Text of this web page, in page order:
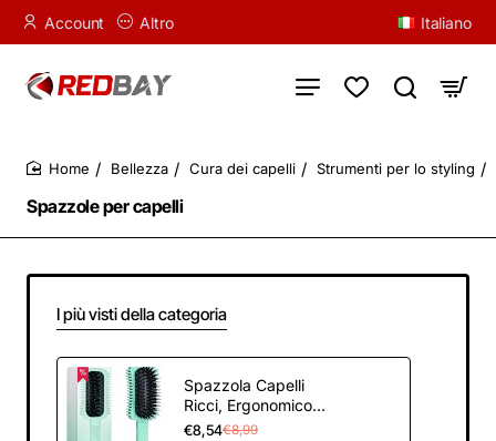
Account Altro Italiano
Spazzole per capelli
Bellezza Cura dei capelli Strumenti per lo styling
I più visti della categoria
Spazzola Capelli
Ricci, Ergonomico
Spazzola Ricci
€8,54€8,99